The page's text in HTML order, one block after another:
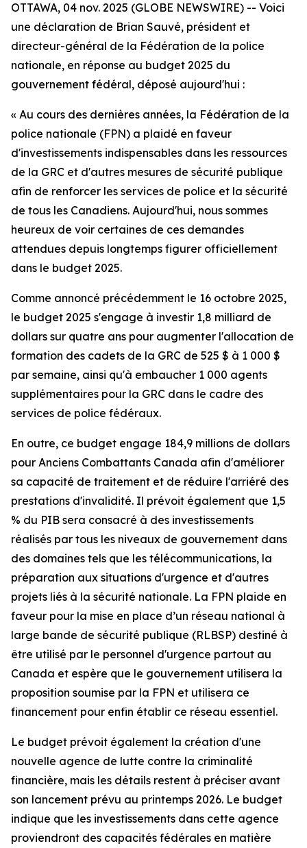
OTTAWA, 04 nov. 2025 (GLOBE NEWSWIRE) -- Voici
une déclaration de Brian Sauvé, président et
directeur-général de la Fédération de la police
nationale, en réponse au budget 2025 du
gouvernement fédéral, déposé aujourd'hui :
« Au cours des dernières années, la Fédération de la
police nationale (FPN) a plaidé en faveur
d'investissements indispensables dans les ressources
de la GRC et d'autres mesures de sécurité publique
afin de renforcer les services de police et la sécurité
de tous les Canadiens. Aujourd'hui, nous sommes
heureux de voir certaines de ces demandes
attendues depuis longtemps figurer officiellement
dans le budget 2025.
Comme annoncé précédemment le 16 octobre 2025,
le budget 2025 s'engage à investir 1,8 milliard de
dollars sur quatre ans pour augmenter l'allocation de
formation des cadets de la GRC de 525 $ à 1 000 $
par semaine, ainsi qu'à embaucher 1 000 agents
supplémentaires pour la GRC dans le cadre des
services de police fédéraux.
En outre, ce budget engage 184,9 millions de dollars
pour Anciens Combattants Canada afin d'améliorer
sa capacité de traitement et de réduire l'arriéré des
prestations d'invalidité. Il prévoit également que 1,5
% du PIB sera consacré à des investissements
réalisés par tous les niveaux de gouvernement dans
des domaines tels que les télécommunications, la
préparation aux situations d'urgence et d'autres
projets liés à la sécurité nationale. La FPN plaide en
faveur pour la mise en place d’un réseau national à
large bande de sécurité publique (RLBSP) destiné à
être utilisé par le personnel d'urgence partout au
Canada et espère que le gouvernement utilisera la
proposition soumise par la FPN et utilisera ce
financement pour enfin établir ce réseau essentiel.
Le budget prévoit également la création d'une
nouvelle agence de lutte contre la criminalité
financière, mais les détails restent à préciser avant
son lancement prévu au printemps 2026. Le budget
indique que les investissements dans cette agence
proviendront des capacités fédérales en matière